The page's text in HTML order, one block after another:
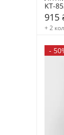
KT-
915
+ 2
-